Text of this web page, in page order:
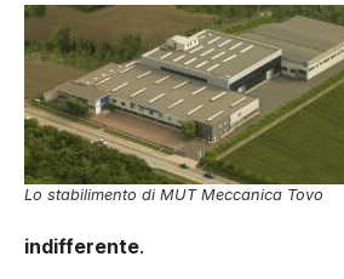
Lo stabilimento di MUT Meccanica Tovo
indifferente.